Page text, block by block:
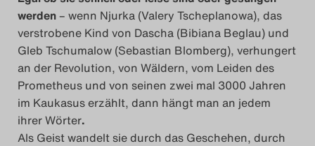
werden– wenn Njurka (Valery Tscheplanowa), das
verstrobene Kind von Dascha (Bibiana Beglau) und
Gleb Tschumalow (Sebastian Blomberg), verhungert
an der Revolution, von Wäldern, vom Leiden des
Prometheus und von seinen zwei mal 3000 Jahren
im Kaukasus erzählt, dann hängt man an jedem
ihrer Wörter.
Als Geist wandelt sie durch das Geschehen, durch